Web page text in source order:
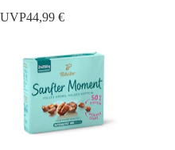
UVP44,99 €